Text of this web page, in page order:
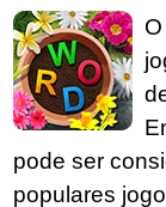
pode ser
populares